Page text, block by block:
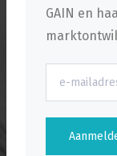
GAIN en